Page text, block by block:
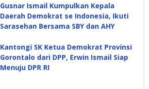
Gusnar Ismail Kumpulkan Kepala
Daerah Demokrat se Indonesia, Ikuti
Sarasehan Bersama SBY dan AHY
Kantongi SK Ketua Demokrat Provinsi
Gorontalo dari DPP, Erwin Ismail Siap
Menuju DPR RI